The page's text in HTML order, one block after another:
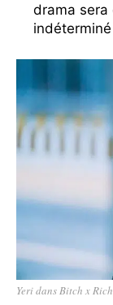
drama sera
Yeri dans Bitch x Rich